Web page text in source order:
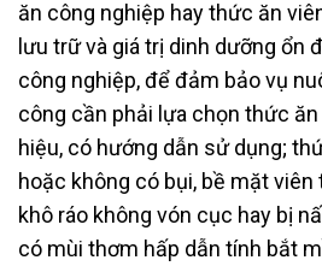
ăn công nghiệp hay thức ăn
lưu trữ và giá trị dinh dưỡng ổn
công nghiệp, để đảm bảo vụ
công cần phải lựa chọn thức
hiệu, có hướng dẫn sử dụng;
hoặc không có bụi, bề mặt
khô ráo không vón cục hay bị
có mùi thơm hấp dẫn tính bắt